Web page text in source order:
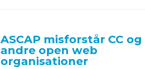
ASCAP misforstår CC og
andre open web
organisationer